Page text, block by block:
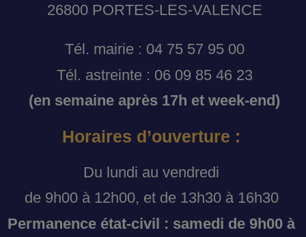
26800 PORTES-LES-VALENCE
Tél. mairie : 04 75 57 95 00
Tél. astreinte : 06 09 85 46 23
(en semaine après 17h et week-end)
Horaires d’ouverture :
Du lundi au vendredi
de 9h00 à 12h00, et de 13h30 à 16h30
Permanence état-civil : samedi de 9h00 à